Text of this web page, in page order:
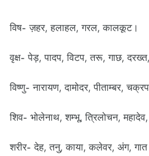
विष- ज़हर, हलाहल, गरल, कालकूट।
वृक्ष- पेड़, पादप, विटप, तरू, गाछ,
विष्णु- नारायण, दामोदर, पीताम्बर,
शिव- भोलेनाथ, शम्भू, त्रिलोचन,
शरीर- देह, तनु, काया, कलेवर, अंग,